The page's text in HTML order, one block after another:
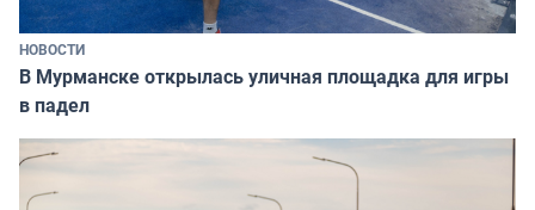
НОВОСТИ
В Мурманске открылась уличная площадка для игры
в падел